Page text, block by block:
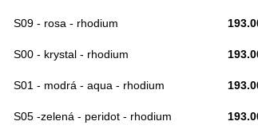
S09 - rosa - rhodium
S00 - krystal - rhodium
S01 - modrá - aqua - rhodium
S05 -zelená - peridot - rhodium